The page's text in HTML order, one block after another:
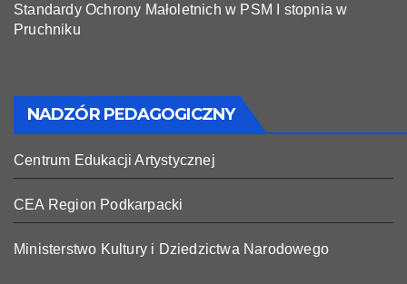
Standardy Ochrony Małoletnich w PSM I stopnia w
Pruchniku
NADZÓR PEDAGOGICZNY
Centrum Edukacji Artystycznej
CEA Region Podkarpacki
Ministerstwo Kultury i Dziedzictwa Narodowego